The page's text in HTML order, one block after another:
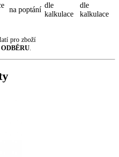
na poptání
dle
kalkulace
dle
kalkulace
pro zboží